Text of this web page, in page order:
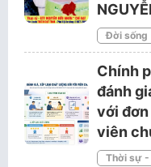
Đời sống
Chính
đánh
với
viên
Thời sự -